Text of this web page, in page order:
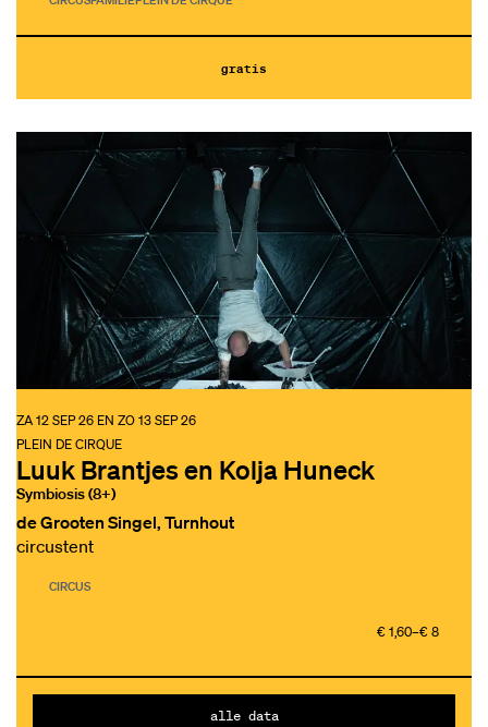
gratis
Luuk Brantjes en Kolja Huneck
Symbiosis (8+)
PLEIN DE CIRQUE
ZA 12 SEP 26 EN ZO 13 SEP 26
de Grooten Singel, Turnhout
circustent
CIRCUS
€ 1,60–€ 8
alle data